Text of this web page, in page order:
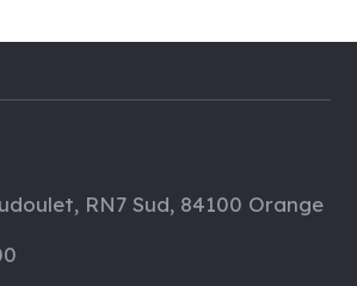
RN7 Sud, 84100 Orange